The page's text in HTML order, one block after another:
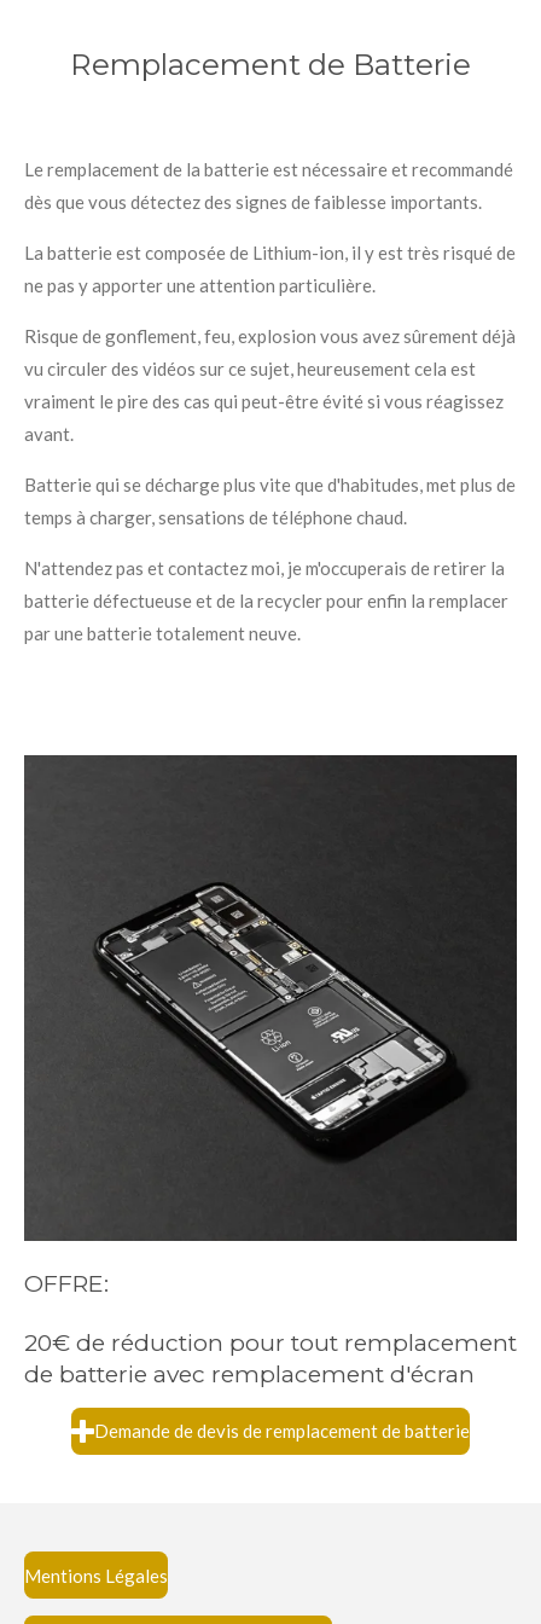
Remplacement de Batterie
Le remplacement de la batterie est nécessaire et recommandé
dès que vous détectez des signes de faiblesse importants.
La batterie est composée de Lithium-ion, il y est très risqué de
ne pas y apporter une attention particulière.
Risque de gonflement, feu, explosion vous avez sûrement déjà
vu circuler des vidéos sur ce sujet, heureusement cela est
vraiment le pire des cas qui peut-être évité si vous réagissez
avant.
Batterie qui se décharge plus vite que d'habitudes, met plus de
temps à charger, sensations de téléphone chaud.
N'attendez pas et contactez moi, je m'occuperais de retirer la
batterie défectueuse et de la recycler pour enfin la remplacer
par une batterie totalement neuve.
OFFRE:
20€ de réduction pour tout remplacement
de batterie avec remplacement d'écran
Demande de devis de remplacement de batterie
Mentions Légales